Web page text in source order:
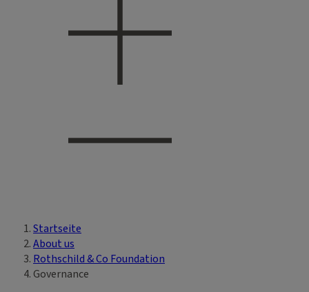
Sie sind hier
Startseite
About us
Rothschild & Co Foundation
Governance